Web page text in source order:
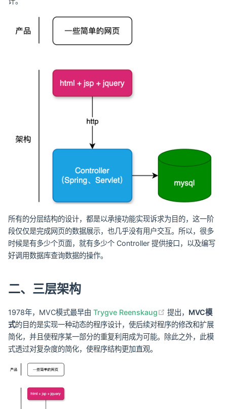
所有的分层结构的设计，都是以承接功能实现诉求为目的，这一阶
段仅仅是完成网页的数据展示，也几乎没有用户交互。所以，很多
时候是有多少个页面，就有多少个 Controller 提供接口，以及编写
好调用数据库查询数据的操作。
二、三层架构
1978年，MVC模式最早由 Trygve Reenskaug (opens new
提出， MVC模
式的目的是实现一种动态的程序设计，使后续对程序的修改和扩展
简化，并且使程序某一部分的重复利用成为可能。除此之外，此模
式透过对复杂度的简化，使程序结构更加直观。